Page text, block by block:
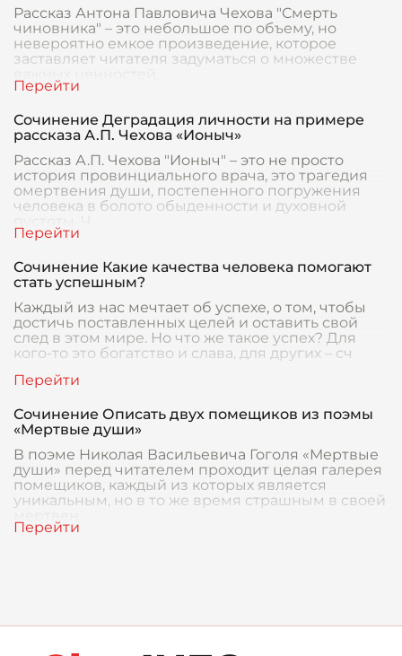
Рассказ Антона Павловича Чехова "Смерть
чиновника" – это небольшое по объему, но
невероятно емкое произведение, которое
заставляет читателя задуматься о множестве
Сочинение Деградация личности на примере
рассказа А.П. Чехова «Ионыч»
Рассказ А.П. Чехова "Ионыч" – это не просто
история провинциального врача, это трагедия
омертвения души, постепенного погружения
человека в болото обыденности и духовной
пустоты. Ч
Сочинение Какие качества человека помогают
стать успешным?
Каждый из нас мечтает об успехе, о том, чтобы
достичь поставленных целей и оставить свой
след в этом мире. Но что же такое успех? Для
кого-то это богатство и слава, для других – сч
Сочинение Описать двух помещиков из поэмы
«Мертвые души»
В поэме Николая Васильевича Гоголя «Мертвые
души» перед читателем проходит целая галерея
помещиков, каждый из которых является
уникальным, но в то же время страшным в своей